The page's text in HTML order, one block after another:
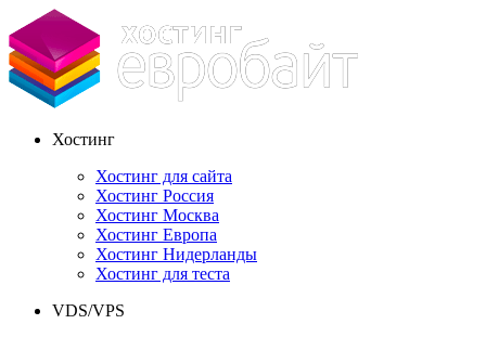
Хостинг
Хостинг для сайта
Хостинг Россия
Хостинг Москва
Хостинг Европа
Хостинг Нидерланды
Хостинг для теста
VDS/VPS